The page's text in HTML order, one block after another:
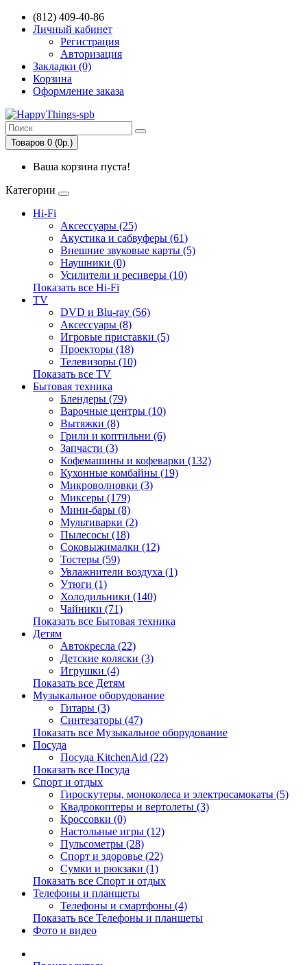
(812) 409-40-86
Личный кабинет
Регистрация
Авторизация
Закладки (0)
Корзина
Оформление заказа
Товаров 0 (0р.)
Ваша корзина пуста!
Категории
Hi-Fi
Аксессуары (25)
Акустика и сабвуферы (61)
Внешние звуковые карты (5)
Наушники (0)
Усилители и ресиверы (10)
Показать все Hi-Fi
TV
DVD и Blu-ray (56)
Аксессуары (8)
Игровые приставки (5)
Проекторы (18)
Телевизоры (10)
Показать все TV
Бытовая техника
Блендеры (79)
Варочные центры (10)
Вытяжки (8)
Грили и коптильни (6)
Запчасти (3)
Кофемашины и кофеварки (132)
Кухонные комбайны (19)
Микроволновки (3)
Миксеры (179)
Мини-бары (8)
Мультиварки (2)
Пылесосы (18)
Соковыжималки (12)
Тостеры (59)
Увлажнители воздуха (1)
Утюги (1)
Холодильники (140)
Чайники (71)
Показать все Бытовая техника
Детям
Автокресла (22)
Детские коляски (3)
Игрушки (4)
Показать все Детям
Музыкальное оборудование
Гитары (3)
Синтезаторы (47)
Показать все Музыкальное оборудование
Посуда
Посуда KitchenAid (22)
Показать все Посуда
Спорт и отдых
Гироскутеры, моноколеса и электросамокаты (5)
Квадрокоптеры и вертолеты (3)
Кроссовки (0)
Настольные игры (12)
Пульсометры (28)
Спорт и здоровье (22)
Сумки и рюкзаки (1)
Показать все Спорт и отдых
Телефоны и планшеты
Телефоны и смартфоны (4)
Показать все Телефоны и планшеты
Фото и видео